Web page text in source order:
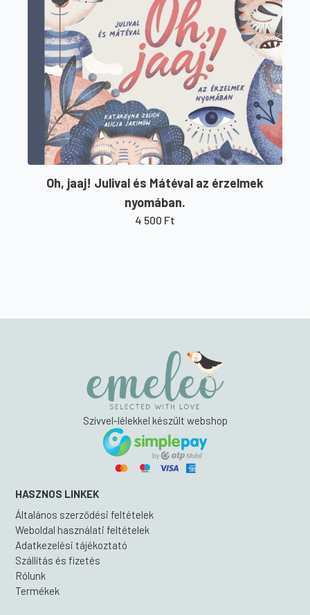
Oh, jaaj! Julival és Mátéval az érzelmek
nyomában.
4 500 Ft
Szívvel-lélekkel készült webshop
HASZNOS LINKEK
Általános szerződési feltételek
Weboldal használati feltételek
Adatkezelési tájékoztató
Szállítás és fizetés
Rólunk
Termékek